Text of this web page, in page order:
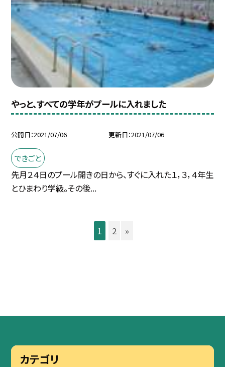
やっと、すべての学年がプールに入れました
公開日 2021/07/06 更新日 2021/07/06
できごと
先月２４日のプール開きの日から、すぐに入れた１，３，４年生
とひまわり学級。その後...
1 2 »
カテゴリ